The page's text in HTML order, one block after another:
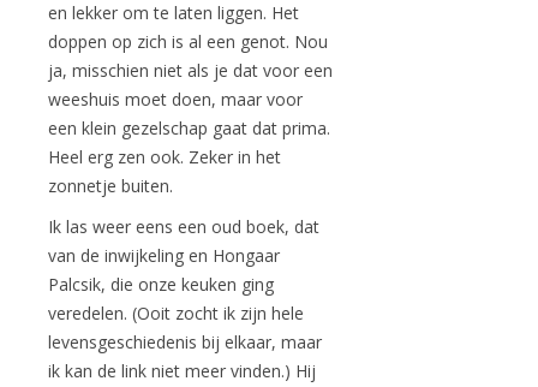
en lekker om te laten liggen. Het
doppen op zich is al een genot. Nou
ja, misschien niet als je dat voor een
weeshuis moet doen, maar voor
een klein gezelschap gaat dat prima.
Heel erg zen ook. Zeker in het
zonnetje buiten.
Ik las weer eens een oud boek, dat
van de inwijkeling en Hongaar
Palcsik, die onze keuken ging
veredelen. (Ooit zocht ik zijn hele
levensgeschiedenis bij elkaar, maar
ik kan de link niet meer vinden.) Hij